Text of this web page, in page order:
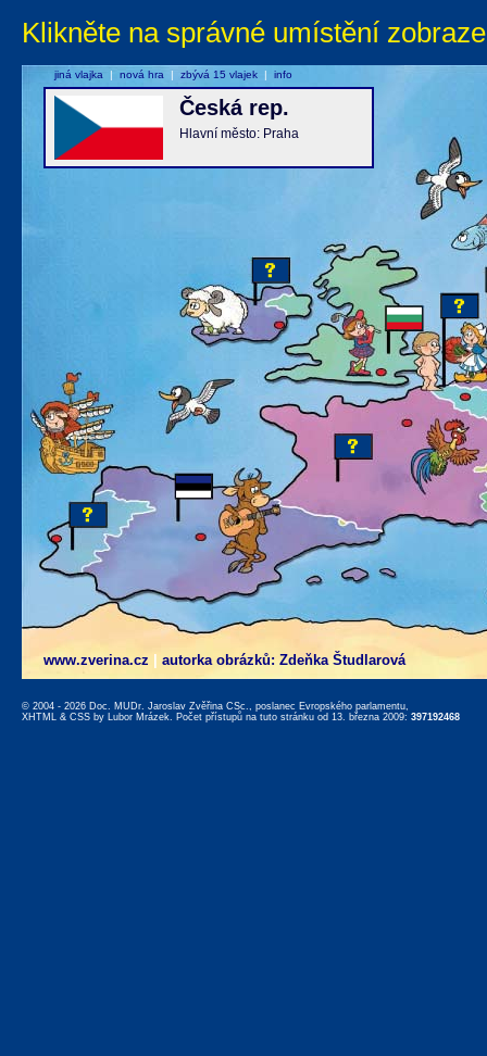
Klikněte na správné umístění
www.zverina.cz autorka obrázků: Zdeňka Študlarová
Česká rep.
Hlavní město: Praha
jiná vlajka | nová hra | zbývá 15 vlajek | info
© 2004 - 2026 Doc. MUDr. Jaroslav Zvěřina CSc., poslanec Evropského parlamentu,
XHTML & CSS by Lubor Mrázek. Počet přístupů na tuto stránku od 13. března 2009: 397192468